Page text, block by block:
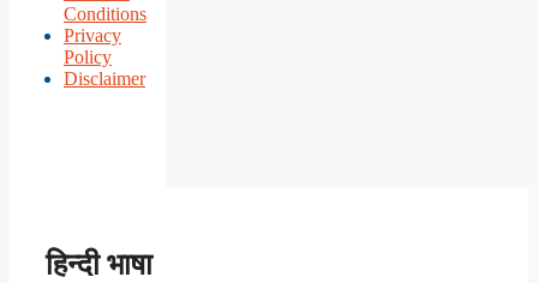
Conditions
Privacy
Policy
Disclaimer
हिन्दी भाषा